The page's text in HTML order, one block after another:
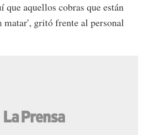
que aquellos cobras que están
matar', gritó frente al personal